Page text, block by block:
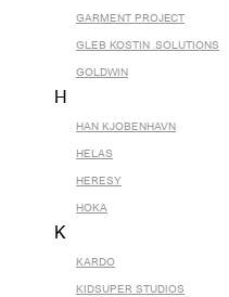
GARMENT PROJECT
GLEB KOSTIN .SOLUTIONS
GOLDWIN
H
HAN KJOBENHAVN
HELAS
HERESY
HOKA
K
KARDO
KIDSUPER STUDIOS